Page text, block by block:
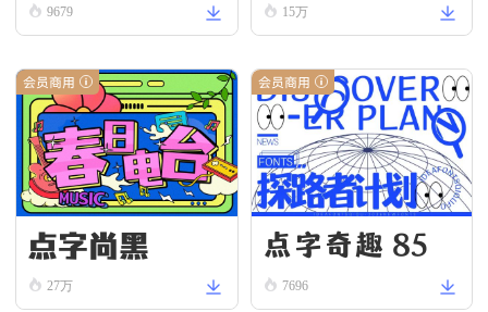
9679 15万
会员商用
点字尚黑
27万
会员商用
点字奇趣 85
7696